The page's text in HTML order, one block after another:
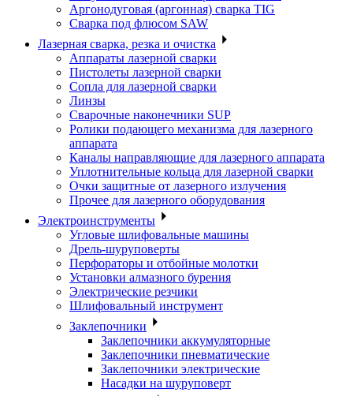
Аргонодуговая (аргонная) сварка TIG
Сварка под флюсом SAW
Лазерная сварка, резка и очистка
Аппараты лазерной сварки
Пистолеты лазерной сварки
Сопла для лазерной сварки
Линзы
Сварочные наконечники SUP
Ролики подающего механизма для лазерного
аппарата
Каналы направляющие для лазерного аппарата
Уплотнительные кольца для лазерной сварки
Очки защитные от лазерного излучения
Прочее для лазерного оборудования
Электроинструменты
Угловые шлифовальные машины
Дрель-шуруповерты
Перфораторы и отбойные молотки
Установки алмазного бурения
Электрические резчики
Шлифовальный инструмент
Заклепочники
Заклепочники аккумуляторные
Заклепочники пневматические
Заклепочники электрические
Насадки на шуруповерт